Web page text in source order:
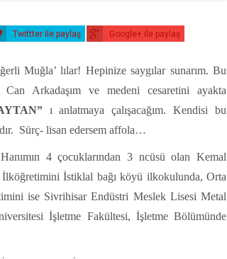
Twittter ile paylaş Google+ ile paylaş
Muğla’ lılar! Hepinize saygılar sunarım. Bu
Arkadaşım ve medeni cesaretini ayakta
ı anlatmaya çalışacağım. Kendisi bu
Sürç- lisan edersem affola…
4 çocuklarından 3 ncüsü olan Kemal
İstiklal bağı köyü ilkokulunda, Orta
ise Sivrihisar Endüstri Meslek Lisesi Metal
İşletme Fakültesi, İşletme Bölümünde